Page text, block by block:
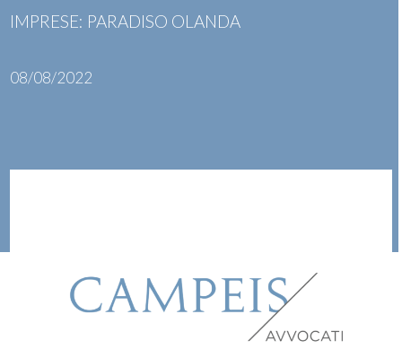
IMPRESE: PARADISO OLANDA
08/08/2022